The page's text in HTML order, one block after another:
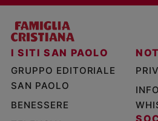
I SITI SAN PAOLO
GRUPPO EDITORIALE
SAN PAOLO
BENESSERE